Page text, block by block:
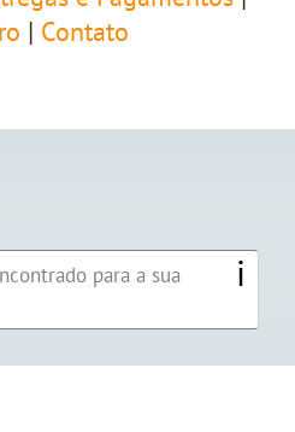
Contato
para a sua